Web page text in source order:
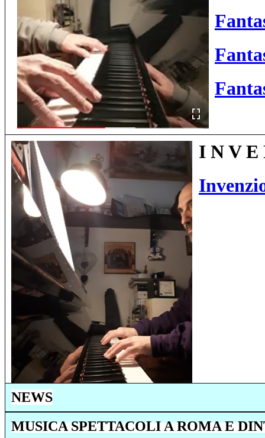
I N V E
NEWS
MUSICA SPETTACOLI A ROMA E